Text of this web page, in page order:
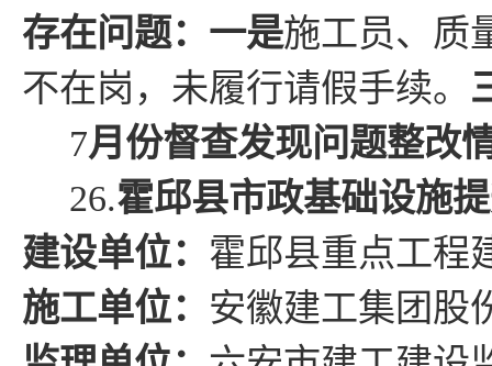
存在问题： 一是施工员、质
不在岗，未履行请假手续。
7月份督查发现问题整改
26.霍邱县市政基础设施
建设单位： 霍邱县重点工程
施工单位： 安徽建工集团股